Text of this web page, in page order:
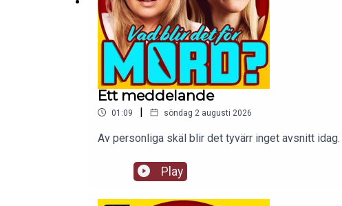
Ett meddelande
01:09 | söndag 2 augusti 2026
Av personliga skäl blir det tyvärr inget avsnitt
Play